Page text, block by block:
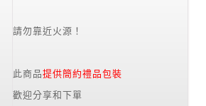
請勿靠近火源！
此商品提供簡約禮品包裝
歡迎分享和下單